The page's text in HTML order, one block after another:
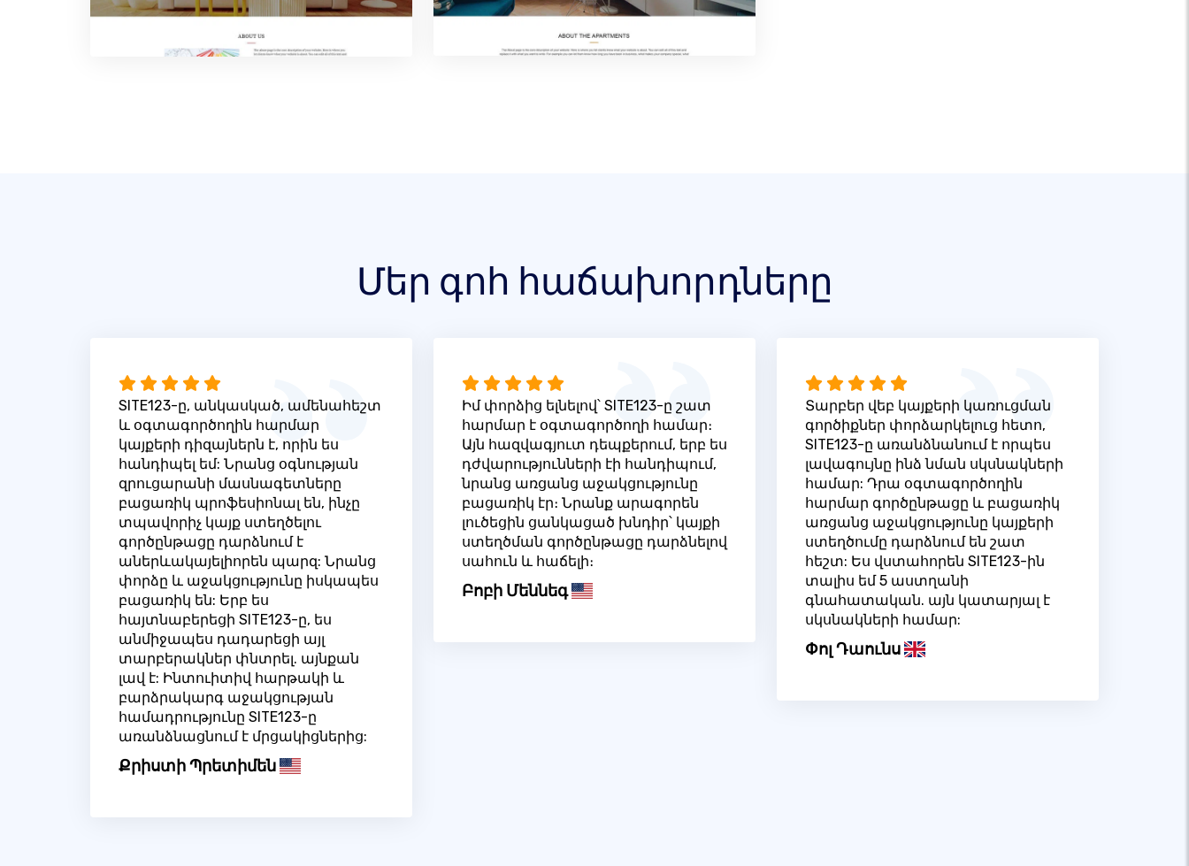
Մեր գոհ հաճախորդները
SITE123-ը, անկասկած, ամենահեշտ
և օգտագործողին հարմար
կայքերի դիզայներն է, որին ես
հանդիպել եմ: Նրանց օգնության
զրուցարանի մասնագետները
բացառիկ պրոֆեսիոնալ են, ինչը
տպավորիչ կայք ստեղծելու
գործընթացը դարձնում է
աներևակայելիորեն պարզ: Նրանց
փորձը և աջակցությունը իսկապես
բացառիկ են: Երբ ես
հայտնաբերեցի SITE123-ը, ես
անմիջապես դադարեցի այլ
տարբերակներ փնտրել. այնքան
լավ է: Ինտուիտիվ հարթակի և
բարձրակարգ աջակցության
համադրությունը SITE123-ը
առանձնացնում է մրցակիցներից:
Քրիստի Պրետիմեն
Իմ փորձից ելնելով՝ SITE123-ը շատ
հարմար է օգտագործողի համար։
Այն հազվագյուտ դեպքերում, երբ ես
դժվարությունների էի հանդիպում,
նրանց առցանց աջակցությունը
բացառիկ էր։ Նրանք արագորեն
լուծեցին ցանկացած խնդիր՝ կայքի
ստեղծման գործընթացը դարձնելով
սահուն և հաճելի։
Բոբի Մեննեգ
Տարբեր վեբ կայքերի կառուցման
գործիքներ փորձարկելուց հետո,
SITE123-ը առանձնանում է որպես
լավագույնը ինձ նման սկսնակների
համար: Դրա օգտագործողին
հարմար գործընթացը և բացառիկ
առցանց աջակցությունը կայքերի
ստեղծումը դարձնում են շատ
հեշտ: Ես վստահորեն SITE123-ին
տալիս եմ 5 աստղանի
գնահատական. այն կատարյալ է
սկսնակների համար:
Փոլ Դաունս